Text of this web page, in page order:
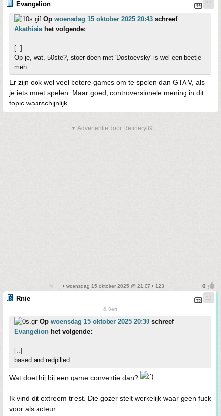
Evangelion
Op woensdag 15 oktober 2025 20:43 schreef
Akathisiahet volgende:
[..]
Op je, wat, 50ste?, stoer doen met 'Dostoevsky' is wel een beetje
meh.
Er zijn ook wel veel betere games om te spelen dan GTA V, als
je iets moet spelen. Maar goed, controversionele mening in dit
topic waarschijnlijk.
▼ Advertentie door Refinery89
• woensdag 15 oktober 2025 @ 21:07 • 123
Rnie
& Bert
Op woensdag 15 oktober 2025 20:30 schreef
Evangelion het volgende:
[..]
based and redpilled
Wat doet hij bij een game conventie dan?
Ik vind dit extreem triest. Die gozer stelt werkelijk waar geen fuck
voor als acteur.